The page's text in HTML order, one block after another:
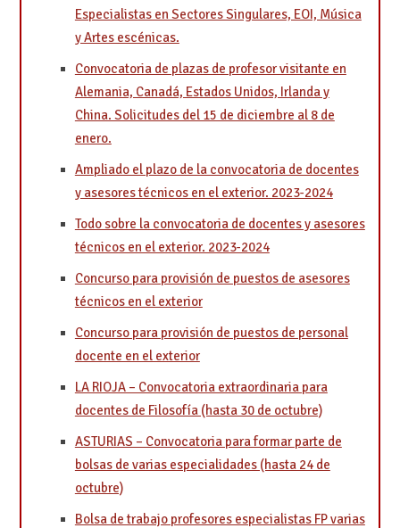
Especialistas en Sectores Singulares, EOI, Música
y Artes escénicas.
Convocatoria de plazas de profesor visitante en
Alemania, Canadá, Estados Unidos, Irlanda y
China. Solicitudes del 15 de diciembre al 8 de
enero.
Ampliado el plazo de la convocatoria de docentes
y asesores técnicos en el exterior. 2023-2024
Todo sobre la convocatoria de docentes y asesores
técnicos en el exterior. 2023-2024
Concurso para provisión de puestos de asesores
técnicos en el exterior
Concurso para provisión de puestos de personal
docente en el exterior
LA RIOJA – Convocatoria extraordinaria para
docentes de Filosofía (hasta 30 de octubre)
ASTURIAS – Convocatoria para formar parte de
bolsas de varias especialidades (hasta 24 de
octubre)
Bolsa de trabajo profesores especialistas FP varias